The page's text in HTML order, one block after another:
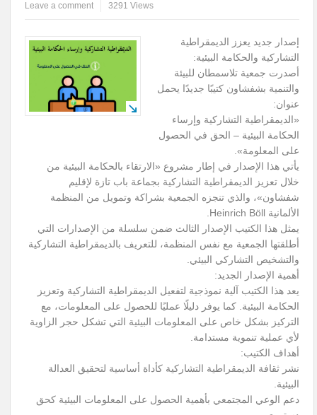
Leave a comment
3291 Views
إصدار جديد يعزز الديمقراطية
التشاركية والحكامة البيئية:
أصدرت جمعية تلاسمطان للبيئة
والتنمية بشفشاون كتيبًا جديدًا يحمل
عنوان:
«الديمقراطية التشاركية وإرساء
الحكامة البيئية – الحق في الحصول
على المعلومة».
يأتي هذا الإصدار في إطار مشروع «الارتقاء بالحكامة البيئية من
خلال تعزيز الديمقراطية التشاركية بجماعة باب تازة لإقليم
شفشاون»، والذي تنجزه الجمعية بشراكة وتمويل من المنظمة
الألمانية Heinrich Böll.
يمثل هذا الكتيب الإصدار الثالث ضمن سلسلة من الإصدارات التي
أطلقتها الجمعية مع نفس المنظمة، للتعريف بالديمقراطية التشاركية
والتشخيص التشاركي البيئي.
أهمية الإصدار الجديد:
يعد هذا الكتيب آلية نموذجية لتفعيل الديمقراطية التشاركية وتعزيز
الحكامة البيئية. كما يوفر دليلًا عمليًا للحصول على المعلومات، مع
التركيز بشكل خاص على المعلومات البيئية التي تشكل حجر الزاوية
لأي عملية تنموية مستدامة.
أهداف الكتيب:
نشر ثقافة الديمقراطية التشاركية كأداة أساسية لتحقيق العدالة
البيئية.
دعم الوعي المجتمعي بأهمية الحصول على المعلومات البيئية كحق